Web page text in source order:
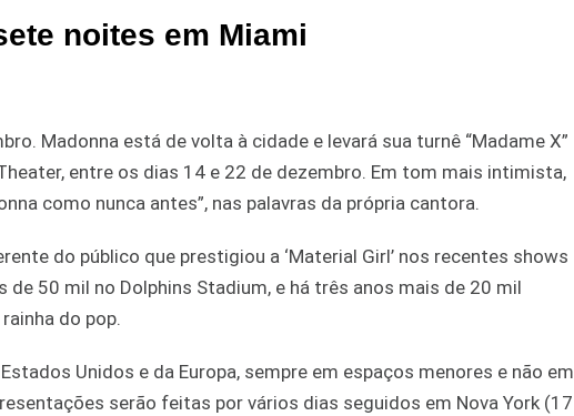
noites em Miami
Madonna está de volta à cidade e levará sua turnê “Madame X”
entre os dias 14 e 22 de dezembro. Em tom mais intimista,
como nunca antes”, nas palavras da própria cantora.
do público que prestigiou a ‘Material Girl’ nos recentes shows
50 mil no Dolphins Stadium, e há três anos mais de 20 mil
do pop.
Unidos e da Europa, sempre em espaços menores e não em
serão feitas por vários dias seguidos em Nova York (17